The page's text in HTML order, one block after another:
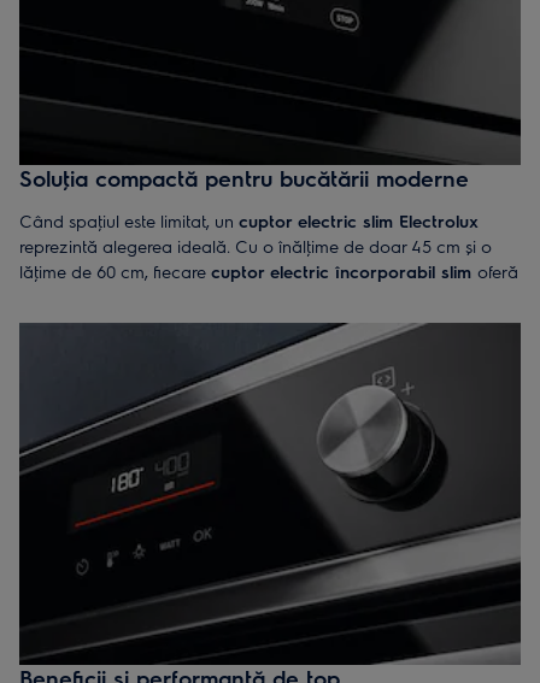
Soluţia compactă pentru bucătării moderne
Când spaţiul este limitat, un cuptor electric slim Electrolux
reprezintă alegerea ideală. Cu o înălţime de doar 45 cm și o
lăţime de 60 cm, fiecare cuptor electric încorporabil slim oferă
încât să poţi prepara mese delicioase cu ușurinţă. În ciuda
dimensiunilor compacte, aceste cuptoare sunt dotate cu funcţii
avansate, asigurând gătirea uniformă și
eficienţă energetică
ideale pentru bucătăriile aglomerate.
Unele modele de cuptor slim
combină funcţiile unui cuptor cu
microunde și ale unui cuptor clasic, oferind versatilitate maximă
într-un singur aparat. Astfel, poţi frige, coace, reîncălzi sau găti
la microunde cu același dispozitiv, economisind timp și spaţiu.